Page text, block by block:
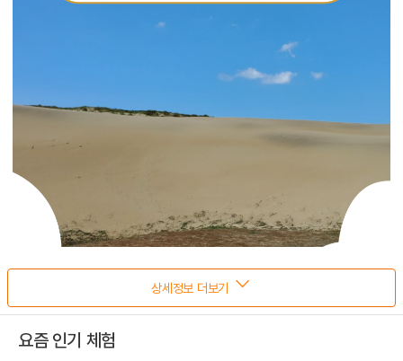
상세정보 더보기
요즘 인기 체험